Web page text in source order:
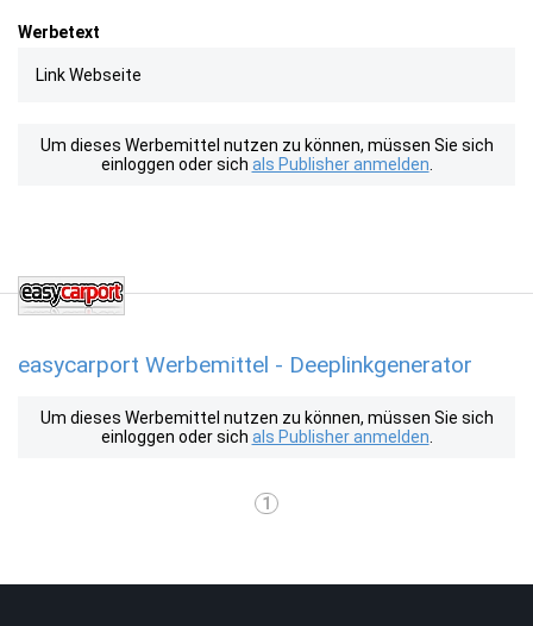
Werbetext
Link Webseite
Um dieses Werbemittel nutzen zu können, müssen Sie sich
einloggen oder sich als Publisher anmelden
easycarport Werbemittel - Deeplinkgenerator
Um dieses Werbemittel nutzen zu können, müssen Sie sich
einloggen oder sich als Publisher anmelden
1